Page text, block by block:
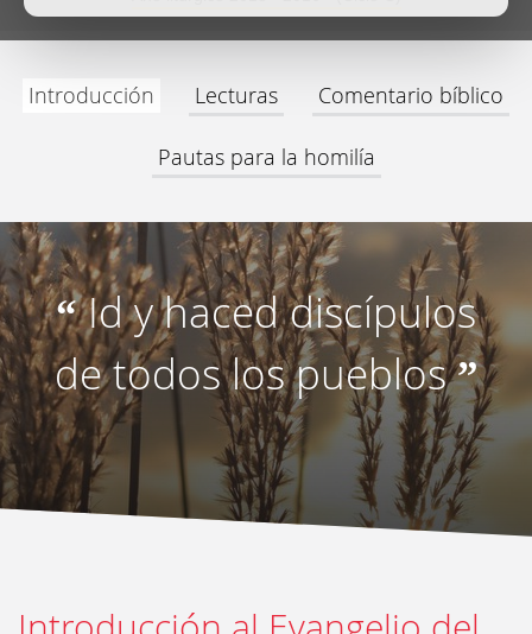
Introducción Lecturas Comentario bíblico
Pautas para la homilía
“Id y haced discípulos
de todos los pueblos”